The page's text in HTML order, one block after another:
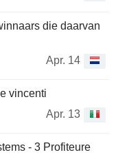
die daarvan
Apr. 14
vincenti
Apr. 13
- 3 Profiteure